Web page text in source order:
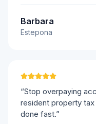
Barbara
Estepona
“Stop overpaying
resident property
done fast.”